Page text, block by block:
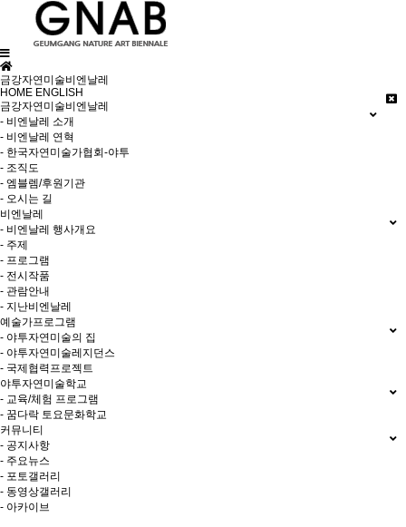
금강자연미술비엔날레
HOME ENGLISH
금강자연미술비엔날레
- 비엔날레 소개
- 비엔날레 연혁
- 한국자연미술가협회-야투
- 조직도
- 엠블렘/후원기관
- 오시는 길
비엔날레
- 비엔날레 행사개요
- 주제
- 프로그램
- 전시작품
- 관람안내
- 지난비엔날레
예술가프로그램
- 야투자연미술의 집
- 야투자연미술레지던스
- 국제협력프로젝트
야투자연미술학교
- 교육/체험 프로그램
- 꿈다락 토요문화학교
커뮤니티
- 공지사항
- 주요뉴스
- 포토갤러리
- 동영상갤러리
- 아카이브